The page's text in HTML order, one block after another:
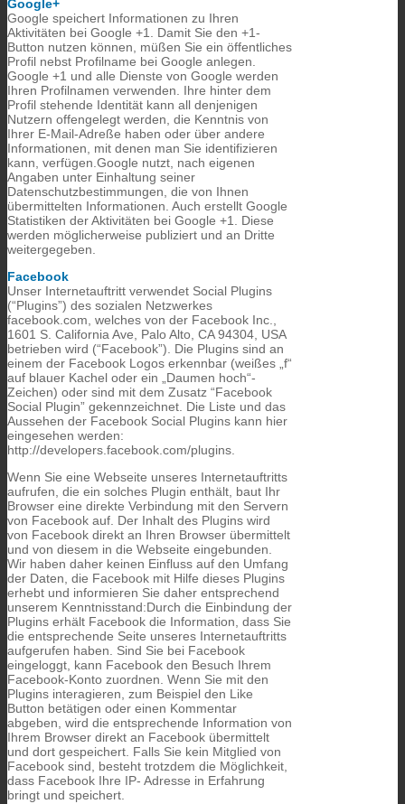
Google+
Google speichert Informationen zu Ihren
Aktivitäten bei Google +1. Damit Sie den +1-
Button nutzen können, müßen Sie ein öffentliches
Profil nebst Profilname bei Google anlegen.
Google +1 und alle Dienste von Google werden
Ihren Profilnamen verwenden. Ihre hinter dem
Profil stehende Identität kann all denjenigen
Nutzern offengelegt werden, die Kenntnis von
Ihrer E-Mail-Adreße haben oder über andere
Informationen, mit denen man Sie identifizieren
kann, verfügen.Google nutzt, nach eigenen
Angaben unter Einhaltung seiner
Datenschutzbestimmungen, die von Ihnen
übermittelten Informationen. Auch erstellt Google
Statistiken der Aktivitäten bei Google +1. Diese
werden möglicherweise publiziert und an Dritte
weitergegeben.
Facebook
Unser Internetauftritt verwendet Social Plugins
(“Plugins”) des sozialen Netzwerkes
facebook.com, welches von der Facebook Inc.,
1601 S. California Ave, Palo Alto, CA 94304, USA
betrieben wird (“Facebook”). Die Plugins sind an
einem der Facebook Logos erkennbar (weißes „f“
auf blauer Kachel oder ein „Daumen hoch“-
Zeichen) oder sind mit dem Zusatz “Facebook
Social Plugin” gekennzeichnet. Die Liste und das
Aussehen der Facebook Social Plugins kann hier
eingesehen werden:
http://developers.facebook.com/plugins.
Wenn Sie eine Webseite unseres Internetauftritts
aufrufen, die ein solches Plugin enthält, baut Ihr
Browser eine direkte Verbindung mit den Servern
von Facebook auf. Der Inhalt des Plugins wird
von Facebook direkt an Ihren Browser übermittelt
und von diesem in die Webseite eingebunden.
Wir haben daher keinen Einfluss auf den Umfang
der Daten, die Facebook mit Hilfe dieses Plugins
erhebt und informieren Sie daher entsprechend
unserem Kenntnisstand:Durch die Einbindung der
Plugins erhält Facebook die Information, dass Sie
die entsprechende Seite unseres Internetauftritts
aufgerufen haben. Sind Sie bei Facebook
eingeloggt, kann Facebook den Besuch Ihrem
Facebook-Konto zuordnen. Wenn Sie mit den
Plugins interagieren, zum Beispiel den Like
Button betätigen oder einen Kommentar
abgeben, wird die entsprechende Information von
Ihrem Browser direkt an Facebook übermittelt
und dort gespeichert. Falls Sie kein Mitglied von
Facebook sind, besteht trotzdem die Möglichkeit,
dass Facebook Ihre IP- Adresse in Erfahrung
bringt und speichert.